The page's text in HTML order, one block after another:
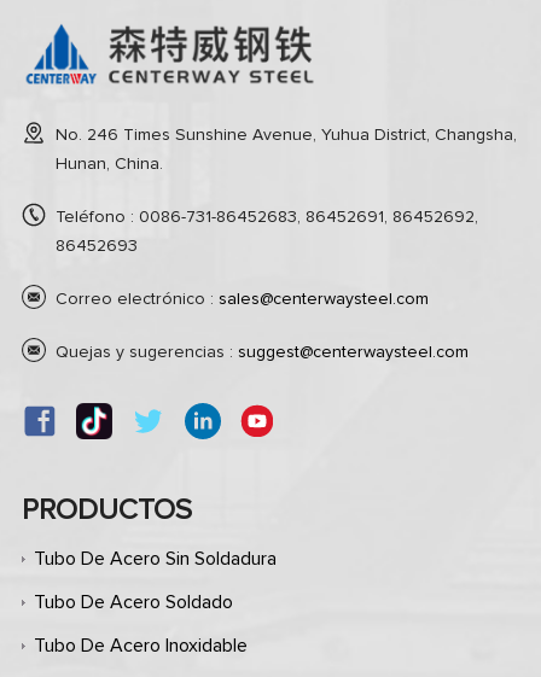
No. 246 Times Sunshine Avenue, Yuhua District, Changsha,
Hunan, China.
Teléfono : 0086-731-86452683, 86452691, 86452692,
86452693
Correo electrónico : sales@centerwaysteel.com
Quejas y sugerencias : suggest@centerwaysteel.com
PRODUCTOS
Tubo De Acero Sin Soldadura
Tubo De Acero Soldado
Tubo De Acero Inoxidable